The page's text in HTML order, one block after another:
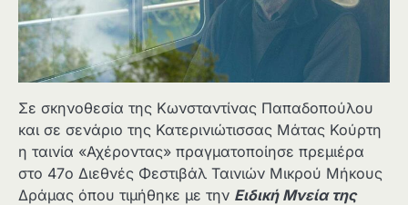
Σε σκηνοθεσία της Κωνσταντίνας Παπαδοπούλου
και σε σενάριο της Κατερινιώτισσας Μάτας Κούρτη
η ταινία «Αχέροντας» πραγματοποίησε πρεμιέρα
στο 47ο Διεθνές Φεστιβάλ Ταινιών Μικρού Μήκους
Δράμας όπου τιμήθηκε με την Ειδική Μνεία της